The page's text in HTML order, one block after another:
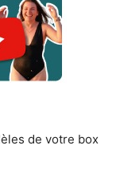
de votre box